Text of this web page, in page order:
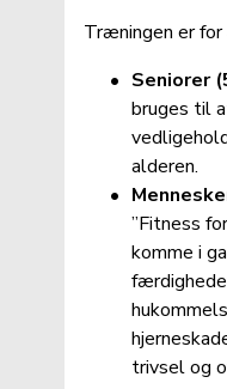
Træningen er
Seniorer
bruges til
alderen.
”Fitness
komme i
trivsel og